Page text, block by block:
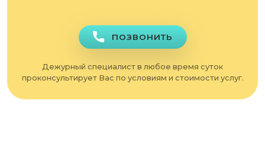
ПОЗВОНИТЬ
Дежурный специалист в любое время суток
проконсультирует Вас по условиям и стоимости услуг.